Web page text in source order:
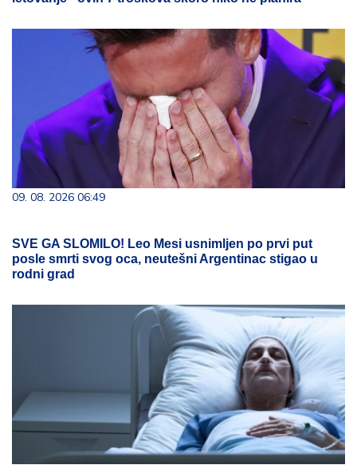
09. 08. 2026 06:49
SVE GA SLOMILO! Leo Mesi usnimljen po prvi put
posle smrti svog oca, neutešni Argentinac stigao u
rodni grad